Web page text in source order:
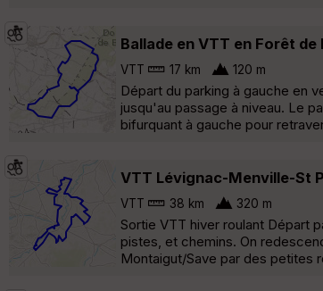
Ballade en VTT en Forêt de
VTT 17 km 120 m
Départ du parking à gauche en
jusqu'au passage à niveau. Le
bifurquant à gauche pour
VTT Lévignac-Menville-St
VTT 38 km 320 m
Sortie VTT hiver roulant Départ
pistes, et chemins. On
Montaigut/Save par des petites